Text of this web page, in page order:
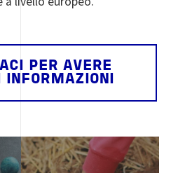
PER AVERE
INFORMAZIONI
Image